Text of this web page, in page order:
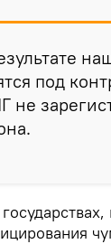
под
не